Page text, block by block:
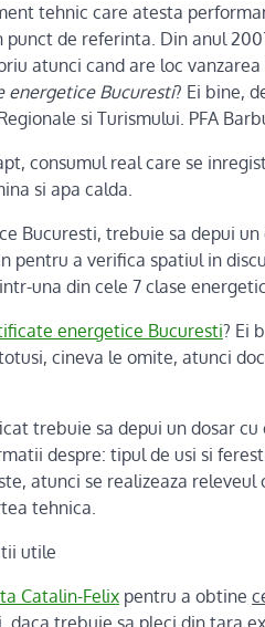
tehnic care atesta
de referinta. Din anul
atunci cand are loc
energetice Bucuresti? Ei bine,
si Turismului. PFA
consumul real care se
si apa calda.
Bucuresti, trebuie sa depui
pentru a verifica spatiul in
una din cele 7 clase
energetice Bucuresti? Ei
cineva le omite, atunci
trebuie sa depui un dosar
despre: tipul de usi si
atunci se realizeaza
tehnica.
utile
Catalin-Felix pentru a obtine
trebuie sa pleci din tara